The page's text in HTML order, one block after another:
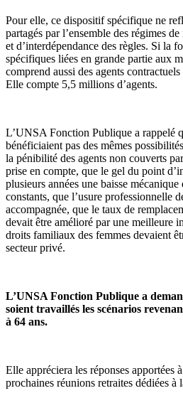
Pour elle, ce dispositif spécifique ne
partagés par l’ensemble des régimes
et d’interdépendance des règles. Si la
spécifiques liées en grande partie aux
comprend aussi des agents
Elle compte 5,5 millions d’agents.
L’UNSA Fonction Publique a rappelé
bénéficiaient pas des mêmes
la pénibilité des agents non couverts
prise en compte, que le gel du point
plusieurs années une baisse mécanique
constants, que l’usure professionnelle
accompagnée, que le taux de
devait être amélioré par une meilleure
droits familiaux des femmes devaient
secteur privé.
L’UNSA Fonction Publique a
soient travaillés les scénarios
à 64 ans.
Elle appréciera les réponses apportées
prochaines réunions retraites dédiées